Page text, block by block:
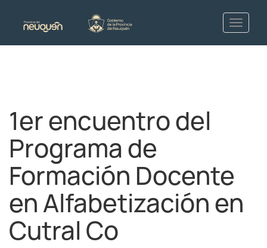
1er encuentro del
Programa de
Formación Docente
en Alfabetización en
Cutral Co